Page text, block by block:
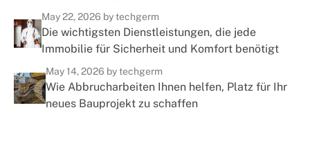
May 22, 2026 by techgerm
Die wichtigsten Dienstleistungen, die jede
Immobilie für Sicherheit und Komfort benötigt
May 14, 2026 by techgerm
Wie Abbrucharbeiten Ihnen helfen, Platz für Ihr
neues Bauprojekt zu schaffen